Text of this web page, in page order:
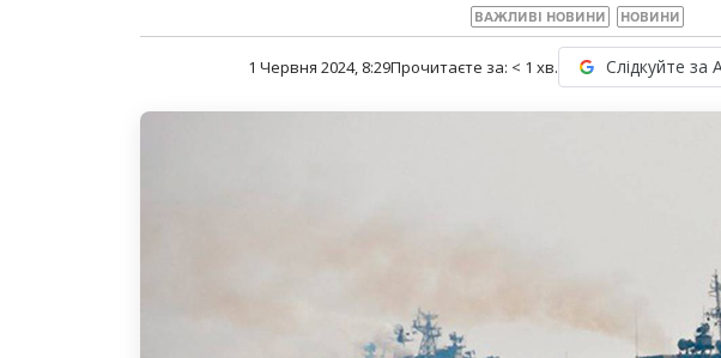
ВАЖЛИВІ НОВИНИ НОВИНИ
1 Червня 2024, 8:29Прочитаєте за: < 1 хв. Слідкуйте за